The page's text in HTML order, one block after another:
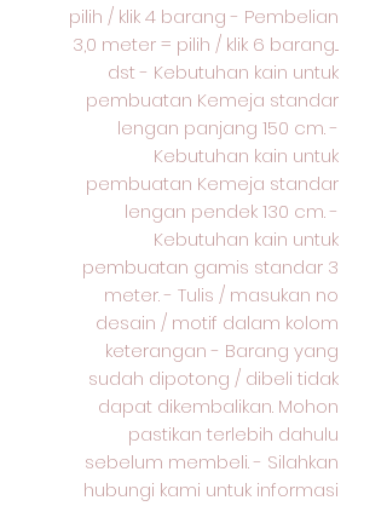
pilih / klik 4 barang - Pembelian
3,0 meter = pilih / klik 6 barang...
dst - Kebutuhan kain untuk
pembuatan Kemeja standar
lengan panjang 150 cm. -
Kebutuhan kain untuk
pembuatan Kemeja standar
lengan pendek 130 cm. -
Kebutuhan kain untuk
pembuatan gamis standar 3
meter. - Tulis / masukan no
desain / motif dalam kolom
keterangan - Barang yang
sudah dipotong / dibeli tidak
dapat dikembalikan. Mohon
pastikan terlebih dahulu
sebelum membeli. - Silahkan
hubungi kami untuk informasi